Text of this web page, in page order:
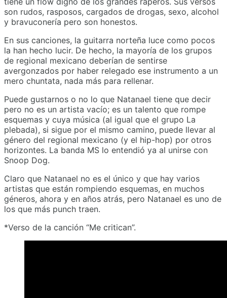
son rudos, rasposos, cargados de drogas, sexo, alcohol
y bravuconería pero son honestos.
En sus canciones, la guitarra norteña luce como pocos
la han hecho lucir. De hecho, la mayoría de los grupos
de regional mexicano deberían de sentirse
avergonzados por haber relegado ese instrumento a un
mero chuntata, nada más para rellenar.
Puede gustarnos o no lo que Natanael tiene que decir
pero no es un artista vacío; es un talento que rompe
esquemas y cuya música (al igual que el grupo La
plebada), si sigue por el mismo camino, puede llevar al
género del regional mexicano (y el hip-hop) por otros
horizontes. La banda MS lo entendió ya al unirse con
Snoop Dog.
Claro que Natanael no es el único y que hay varios
artistas que están rompiendo esquemas, en muchos
géneros, ahora y en años atrás, pero Natanael es uno de
los que más punch traen.
*Verso de la canción “Me critican”.